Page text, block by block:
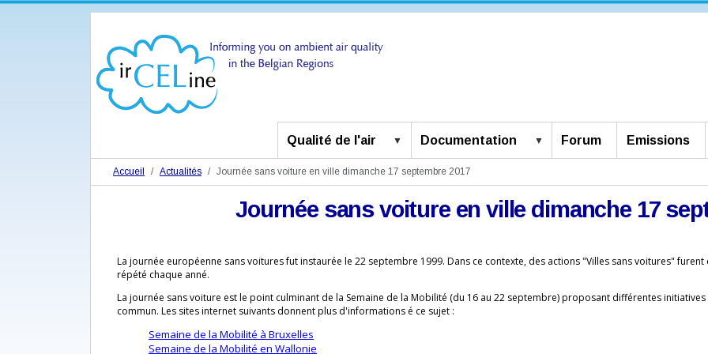
Qualité de l'air Documentation Forum Emissions
Accueil Actualités Journée sans voiture en ville dimanche 17 septembre 2017
Journée sans voiture en ville dimanche 17